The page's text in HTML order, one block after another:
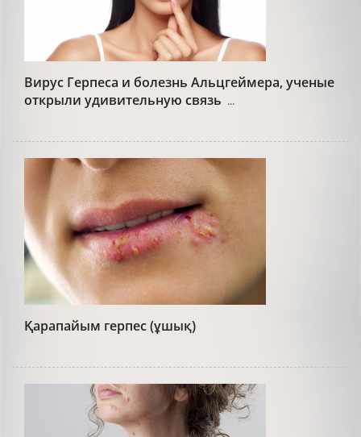
Вирус Герпеса и болезнь Альцгеймера, ученые
открыли удивительную связь ...
Қарапайым герпес (ұшық)